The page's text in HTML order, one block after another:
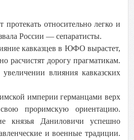
протекать относительно легко и
России — сепаратисты.
кавказцев в ЮФО вырастет,
расчистят дорогу прагматикам.
влияния кавказских
империи германцами верх
проримскую ориентацию.
князья Даниловичи успешно
и военные традиции.